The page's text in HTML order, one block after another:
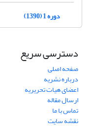
دوره 1 (1390)
دسترسی سریع
صفحه اصلی
درباره نشریه
اعضای هیات تحریریه
ارسال مقاله
تماس با ما
نقشه سایت